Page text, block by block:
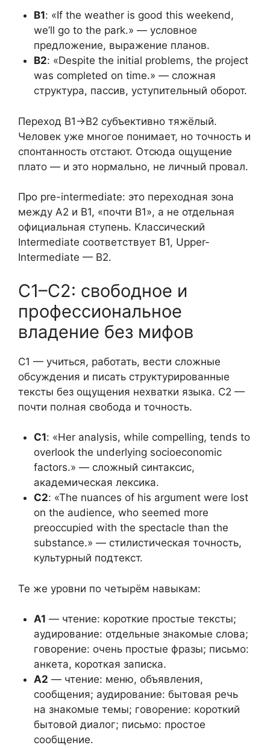
B1: «If the weather is good this weekend,
we’ll go to the park.» — условное
предложение, выражение планов.
B2: «Despite the initial problems, the project
was completed on time.» — сложная
структура, пассив, уступительный оборот.
Переход B1→B2 субъективно тяжёлый.
Человек уже многое понимает, но точность и
спонтанность отстают. Отсюда ощущение
плато — и это нормально, не личный провал.
Про pre-intermediate: это переходная зона
между A2 и B1, «почти B1», а не отдельная
официальная ступень. Классический
Intermediate соответствует B1, Upper-
Intermediate — B2.
C1–C2: свободное и
профессиональное
владение без мифов
C1 — учиться, работать, вести сложные
обсуждения и писать структурированные
тексты без ощущения нехватки языка. C2 —
почти полная свобода и точность.
C1: «Her analysis, while compelling, tends to
overlook the underlying socioeconomic
factors.» — сложный синтаксис,
академическая лексика.
C2: «The nuances of his argument were lost
on the audience, who seemed more
preoccupied with the spectacle than the
substance.» — стилистическая точность,
культурный подтекст.
Те же уровни по четырём навыкам:
A1 — чтение: короткие простые тексты;
аудирование: отдельные знакомые слова;
говорение: очень простые фразы; письмо:
анкета, короткая записка.
A2 — чтение: меню, объявления,
сообщения; аудирование: бытовая речь
на знакомые темы; говорение: короткий
бытовой диалог; письмо: простое
сообщение.